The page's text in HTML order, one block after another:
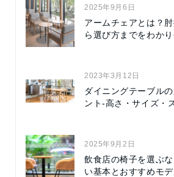
2025年9月6日
アームチェアとは？
ら選び方までをわかり
2023年3月12日
ダイニングテーブル
ント-高さ・サイズ・
2025年9月2日
飲食店の椅子を選ぶ
い基本とおすすめモ